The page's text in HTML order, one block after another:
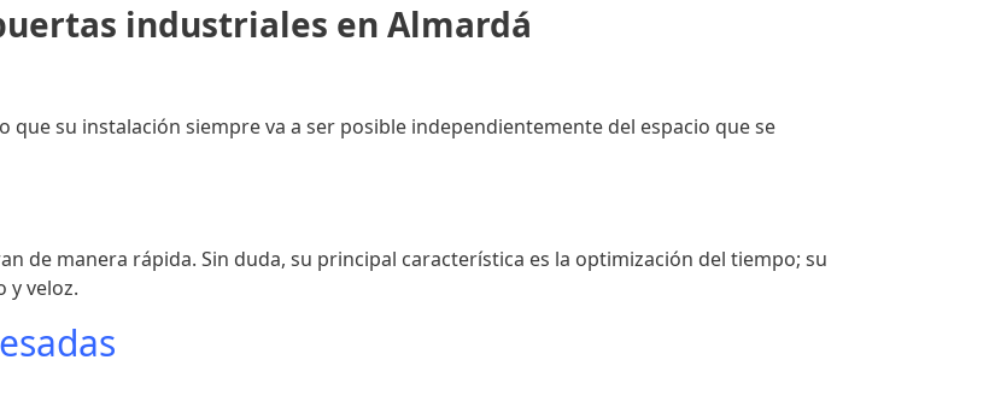
industriales en Almardá
que su instalación siempre va a ser posible independientemente del espacio que se
de manera rápida. Sin duda, su principal característica es la optimización del tiempo; su
y veloz.